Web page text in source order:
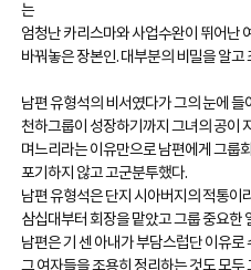
는
엄청난 카리스마와 사업수완이 뛰어난
바꿔놓은 장본인. 대부분의 비밀을 알
남편 유형석의 비서였다가 그의 눈에
천하그룹이 성장하기까지 그녀의 공이
며느리라는 이유만으로 남편에게 그룹
포기하지 않고 고군분투했다.
남편 유형석은 단지 시아버지의 적통이
삼십대부터 회장을 맡았고 그룹 중요한
남편은 기 센 아내가 부담스럽단 이유로
그 여자들을 조용히 정리하는 것도 모두